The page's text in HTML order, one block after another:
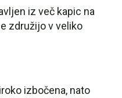
iz več kapic na
združijo v veliko
izbočena, nato